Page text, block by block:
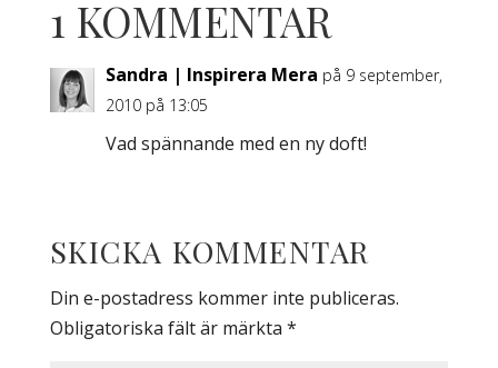
1 KOMMENTAR
Sandra | Inspirera Mera på 9 september,
2010 på 13:05
Vad spännande med en ny doft!
SKICKA KOMMENTAR
Din e-postadress kommer inte publiceras.
Obligatoriska fält är märkta *